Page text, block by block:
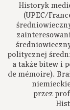
JĘZYK: PL
Historyk
(UPEC/
politycznej
a także bitew i
de mémoire).
przez